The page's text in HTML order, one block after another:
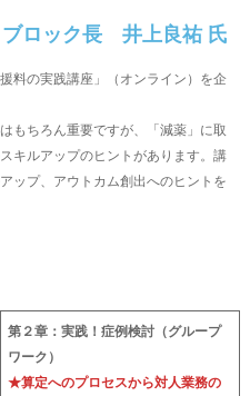
ロック長 井上良祐 氏
料の実践講座」（オンライン）を企
もちろん重要ですが、「減薬」に取
キルアップのヒントがあります。講
ップ、アウトカム創出へのヒントを
第２章：実践！症例検討（グループ
ワーク）
★算定へのプロセスから対人業務の